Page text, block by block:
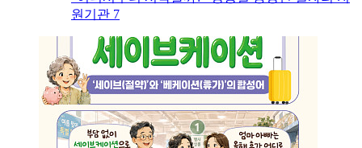
원기관 7